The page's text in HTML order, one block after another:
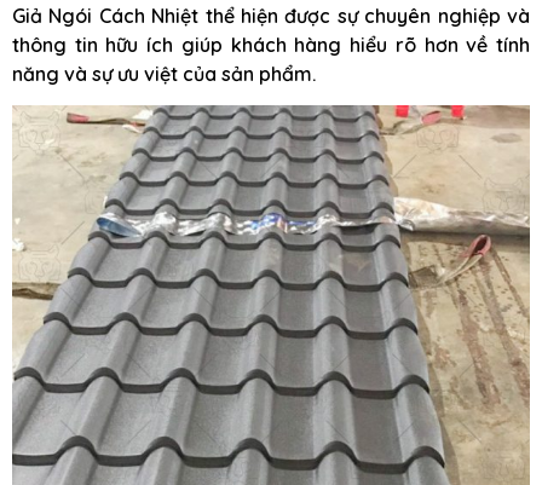
Giả Ngói Cách Nhiệt thể hiện được sự chuyên nghiệp và
thông tin hữu ích giúp khách hàng hiểu rõ hơn về tính
năng và sự ưu việt của sản phẩm.